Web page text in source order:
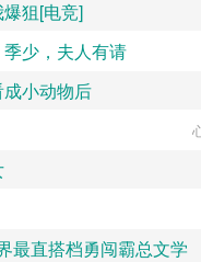
狙[电竞]
少，夫人有请
小动物后
最直搭档勇闯霸总文学